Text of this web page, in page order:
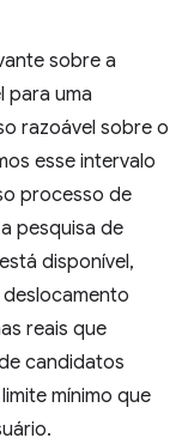
sobre a
para uma
razoável sobre o
esse intervalo
processo de
pesquisa de
disponível,
reais que
candidatos
mínimo que